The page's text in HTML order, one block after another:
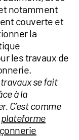
notamment
couverte et
la
les travaux de
se fait
à la
C’est comme
plateforme